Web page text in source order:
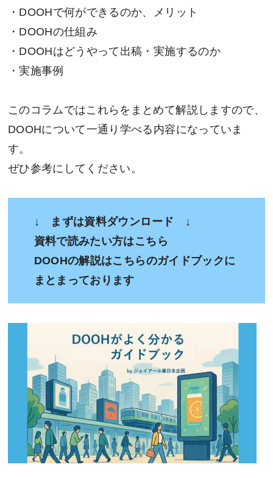
・DOOHで何ができるのか、メリット
・DOOHの仕組み
・DOOHはどうやって出稿・実施するのか
・実施事例
このコラムではこれらをまとめて解説しますので、
DOOHについて一通り学べる内容になっていま
す。
ぜひ参考にしてください。
↓ まずは資料ダウンロード ↓
資料で読みたい方はこちら
DOOHの解説はこちらのガイドブックに
まとまっております